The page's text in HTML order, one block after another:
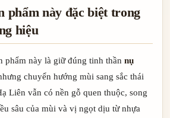
phẩm này đặc biệt trong
hiệu
phẩm này là giữ đúng tinh thần nụ
chuyển hướng mùi sang sắc thái
Liên vẫn có nền gỗ quen thuộc, song
sâu của mùi và vị ngọt dịu từ nhựa